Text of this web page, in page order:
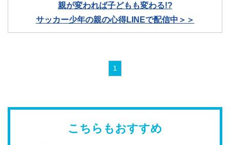
親が変われば子どもも変わる!?
サッカー少年の親の心得LINEで配信中＞＞
1
こちらもおすすめ